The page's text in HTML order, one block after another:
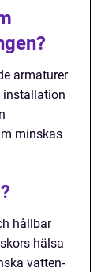
armaturer
installation
minskas
hållbar
hälsa
vatten-